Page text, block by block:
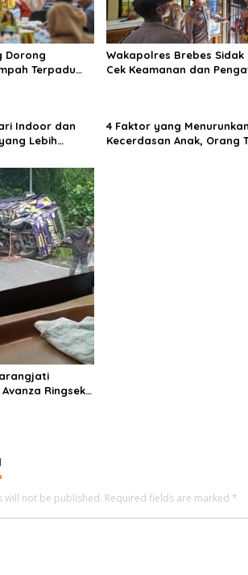
Dorong
Terpadu
Wakapolres Brebes Sidak
Cek Keamanan dan
Indoor dan
Lebih
4 Faktor yang Menurunkan
Kecerdasan Anak, Orang
Ringsek,
will not be published. Required fields are marked *